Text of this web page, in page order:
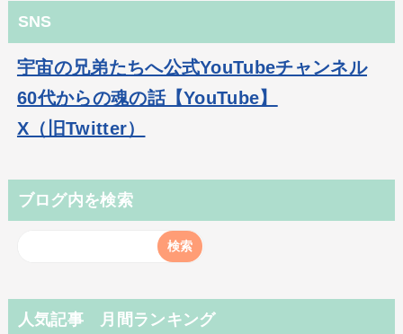
SNS
宇宙の兄弟たちへ公式YouTubeチャンネル
60代からの魂の話【YouTube】
X（旧Twitter）
ブログ内を検索
人気記事 月間ランキング